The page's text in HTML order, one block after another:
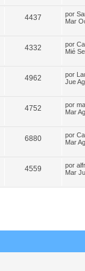
4437 por
Mar
4332 por
Mié
4962 por
Jue
4752 por
Mar
6880 por
Mar
4559 por
Mar